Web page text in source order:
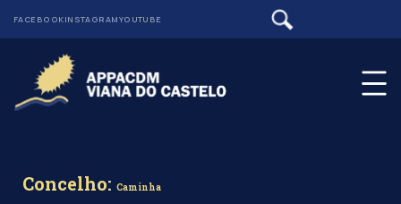
FACEBOOKINSTAGRAMYOUTUBE
Concelho: Caminha